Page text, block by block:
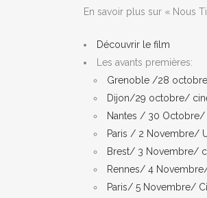
En savoir plus sur « Nous
Découvrir le film
Les avants premières:
Grenoble /28
Dijon/29 octobre/
Nantes / 30
Paris / 2 Novembre/
Brest/ 3 Novembre/
Rennes/ 4
Paris/ 5 Novembre/